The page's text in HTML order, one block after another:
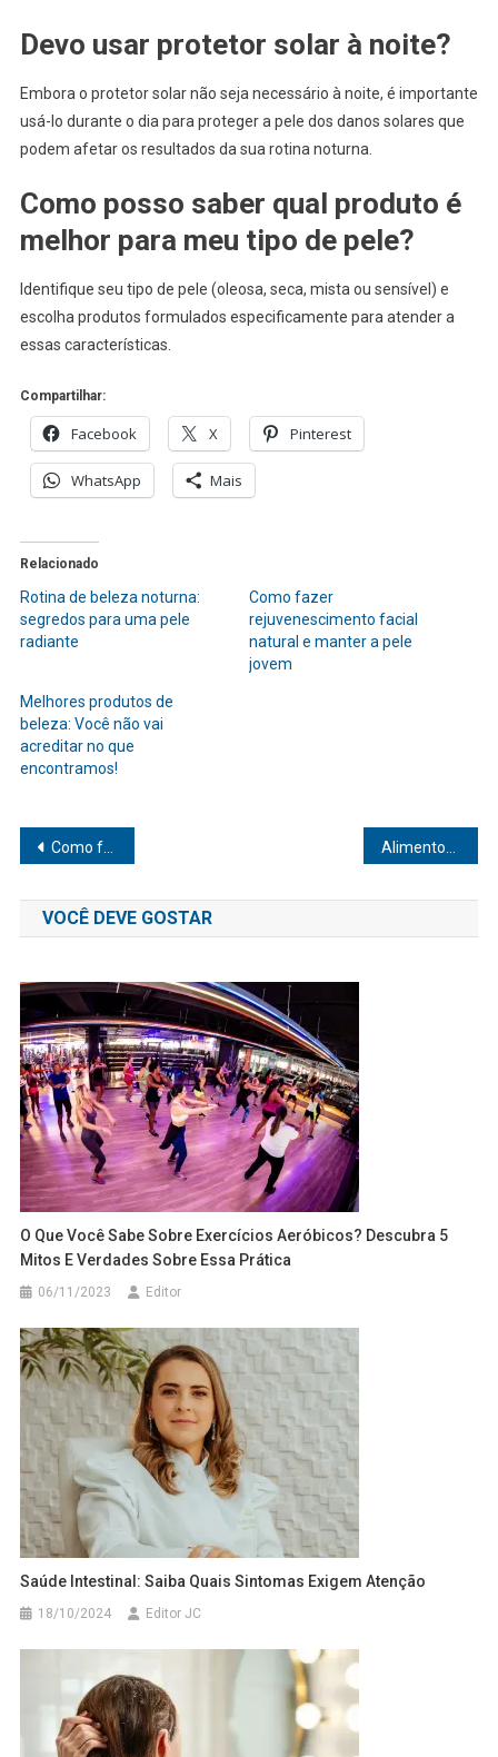
Devo usar protetor solar à noite?
Embora o protetor solar não seja necessário à noite, é importante
usá-lo durante o dia para proteger a pele dos danos solares que
podem afetar os resultados da sua rotina noturna.
Como posso saber qual produto é
melhor para meu tipo de pele?
Identifique seu tipo de pele (oleosa, seca, mista ou sensível) e
escolha produtos formulados especificamente para atender a
essas características.
Compartilhar:
Facebook X Pinterest
WhatsApp Mais
Relacionado
Rotina de beleza noturna:
segredos para uma pele
radiante
Como fazer
rejuvenescimento facial
natural e manter a pele
jovem
Melhores produtos de
beleza: Você não vai
acreditar no que
encontramos!
Navegação
de
Post
Como fazer depilação natural sem irritar a pele e ficar suave
VOCÊ DEVE GOSTAR
O Que Você Sabe Sobre Exercícios Aeróbicos? Descubra 5
Mitos E Verdades Sobre Essa Prática
06/11/2023 Editor
Saúde Intestinal: Saiba Quais Sintomas Exigem Atenção
18/10/2024 Editor JC